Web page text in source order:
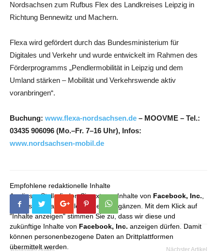
Nordsachsen zum Rufbus Flex des Landkreises Leipzig in
Richtung Bennewitz und Machern.
Flexa wird gefördert durch das Bundesministerium für
Digitales und Verkehr und wurde entwickelt im Rahmen des
Förderprogramms „Pendlermobilität in Leipzig und dem
Umland stärken – Mobilität und Verkehrswende aktiv
voranbringen“.
Buchung: www.flexa-nordsachsen.de – MOOVME – Tel.:
03435 906096 (Mo.–Fr. 7–16 Uhr), Infos:
www.nordsachsen-mobil.de
Empfohlene redaktionelle Inhalte
An dieser Stelle finden Sie externe Inhalte von Facebook, Inc.
die unser redaktionelles Angebot ergänzen. Mit dem Klick auf
"Inhalte anzeigen" stimmen Sie zu, dass wir diese und
zukünftige Inhalte von Facebook, Inc. anzeigen dürfen. Damit
können personenbezogene Daten an Drittplattformen
übermittelt werden.
Vorheriger Artikel Nächster Artikel